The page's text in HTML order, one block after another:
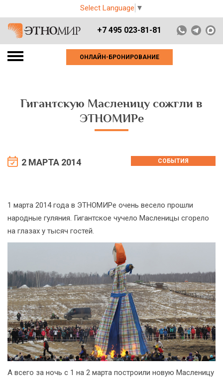
Select Language ▼
+7 495 023-81-81
ОНЛАЙН-БРОНИРОВАНИЕ
Гигантскую Масленицу сожгли в
ЭТНОМИРе
2 МАРТА 2014 СОБЫТИЯ
1 марта 2014 года в ЭТНОМИРе очень весело прошли
народные гуляния. Гигантское чучело Масленицы сгорело
на глазах у тысяч гостей.
А всего за ночь с 1 на 2 марта построили новую Масленицу